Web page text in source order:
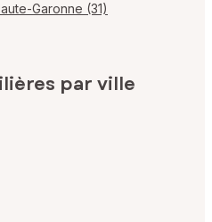
Garonne (31)
par ville